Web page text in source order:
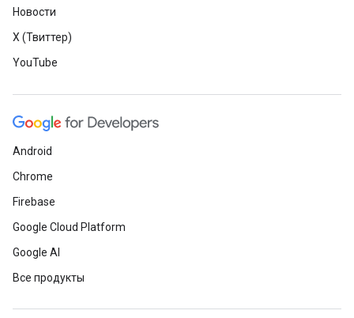
Новости
X (Твиттер)
YouTube
Android
Chrome
Firebase
Google Cloud Platform
Google AI
Все продукты